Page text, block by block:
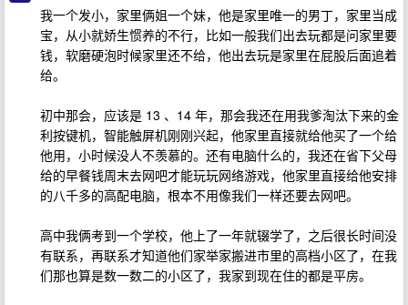
我一个发小，家里俩姐一个妹，他是家里唯一的男丁，家里当成
宝，从小就娇生惯养的不行，比如一般我们出去玩都是问家里要
钱，软磨硬泡时候家里还不给，他出去玩是家里在屁股后面追着
给。
初中那会，应该是 13 、14 年，那会我还在用我爹淘汰下来的金
利按键机，智能触屏机刚刚兴起，他家里直接就给他买了一个给
他用，小时候没人不羡慕的。还有电脑什么的，我还在省下父母
给的早餐钱周末去网吧才能玩玩网络游戏，他家里直接给他安排
的八千多的高配电脑，根本不用像我们一样还要去网吧。
高中我俩考到一个学校，他上了一年就辍学了，之后很长时间没
有联系，再联系才知道他们家举家搬进市里的高档小区了，在我
们那也算是数一数二的小区了，我家到现在住的都是平房。